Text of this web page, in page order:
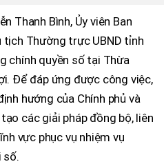
Thanh Bình, Ủy viên Ban
tịch Thường trực UBND tỉnh
chính quyền số tại Thừa
Để đáp ứng được công việc,
hướng của Chính phủ và
các giải pháp đồng bộ, liên
vực phục vụ nhiệm vụ
số.